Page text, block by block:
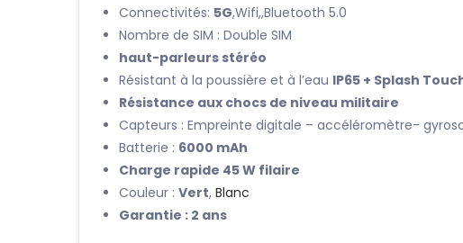
Connectivités: 5G,Wifi,,Bluetooth 5.0
Nombre de SIM : Double SIM
haut-parleurs stéréo
Résistant à la poussière et à l’eau IP65 + Splash
Résistance aux chocs de niveau militaire
Capteurs : Empreinte digitale – accéléromètre-
Batterie : 6000 mAh
Charge rapide 45 W filaire
Couleur : Vert, Blanc
Garantie : 2 ans